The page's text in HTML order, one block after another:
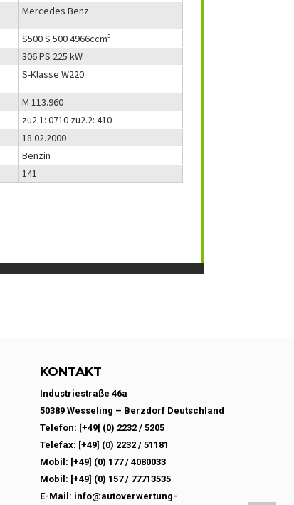
Mercedes Benz
S500 S 500 4966ccm³
306 PS 225 kW
S-Klasse W220
M 113.960
zu2.1: 0710 zu2.2: 410
18.02.2000
Benzin
141
KONTAKT
Industriestraße 46a
50389 Wesseling – Berzdorf Deutschland
Telefon: [+49] (0) 2232 / 5205
Telefax: [+49] (0) 2232 / 51181
Mobil: [+49] (0) 177 / 4080033
Mobil: [+49] (0) 157 / 77713535
E-Mail: info@autoverwertung-